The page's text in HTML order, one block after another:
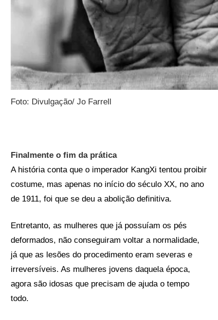
Foto: Divulgação/ Jo Farrell
Finalmente o fim da prática
A história conta que o imperador KangXi tentou proibir
costume, mas apenas no início do século XX, no ano
de 1911, foi que se deu a abolição definitiva.
Entretanto, as mulheres que já possuíam os pés
deformados, não conseguiram voltar a normalidade,
já que as lesões do procedimento eram severas e
irreversíveis. As mulheres jovens daquela época,
agora são idosas que precisam de ajuda o tempo
todo.